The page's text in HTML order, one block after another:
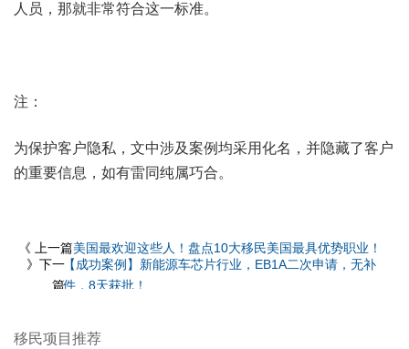
人员，那就非常符合这一标准。
注：
为保护客户隐私，文中涉及案例均采用化名，并隐藏了客户
的重要信息，如有雷同纯属巧合。
《 上一篇美国最欢迎这些人！盘点10大移民美国最具优势职业！
》下一
篇
【成功案例】新能源车芯片行业，EB1A二次申请，无补
件，8天获批！
移民项目推荐